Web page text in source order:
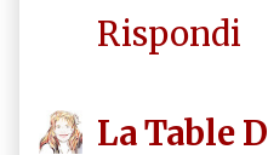
Rispondi
La Table